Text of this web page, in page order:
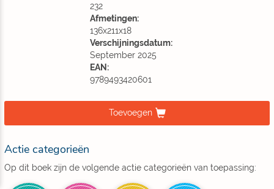
232
Afmetingen:
136x211x18
Verschijningsdatum:
September 2025
EAN:
9789493420601
Toevoegen
Actie categorieën
Op dit boek zijn de volgende actie categorieën van toepassing: